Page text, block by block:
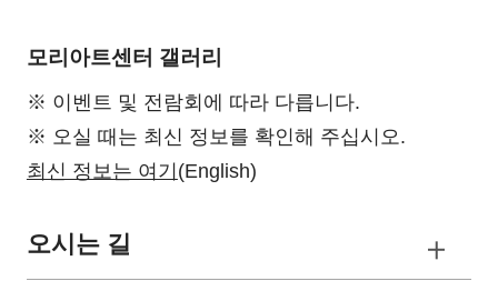
모리아트센터 갤러리
※ 이벤트 및 전람회에 따라 다릅니다.
※ 오실 때는 최신 정보를 확인해 주십시오.
최신 정보는 여기 (English)
오시는 길